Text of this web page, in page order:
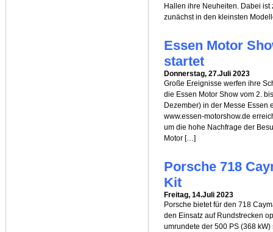
Hallen ihre Neuheiten. Dabei
zunächst in den kleinsten
Essen Motor
startet
Donnerstag, 27.Juli 2023
Große Ereignisse werfen ihre
die Essen Motor Show vom 2.
Dezember) in der Messe Essen
www.essen-motorshow.de
um die hohe Nachfrage der
Motor […]
Porsche 718
Kit
Freitag, 14.Juli 2023
Porsche bietet für den 718
den Einsatz auf Rundstrecken
umrundete der 500 PS (368